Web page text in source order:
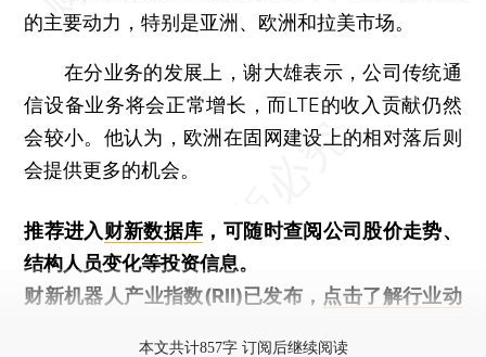
的主要动力，特别是亚洲、欧洲和拉美市场。
在分业务的发展上，谢大雄表示，公司传统通
信设备业务将会正常增长，而LTE的收入贡献仍然
会较小。他认为，欧洲在固网建设上的相对落后则
会提供更多的机会。
推荐进入财新数据库 ，可随时查阅公司股价走势、
结构人员变化等投资信息。
财新机器人产业指数(RII)已发布， 点击了解行业动
本文共计857字 订阅后继续阅读